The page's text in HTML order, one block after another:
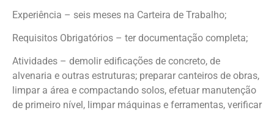
Experiência – seis meses na Carteira de Trabalho;
Requisitos Obrigatórios – ter documentação completa;
Atividades – demolir edificações de concreto, de
alvenaria e outras estruturas; preparar canteiros de obras,
limpar a área e compactando solos, efetuar manutenção
de primeiro nível, limpar máquinas e ferramentas, verificar